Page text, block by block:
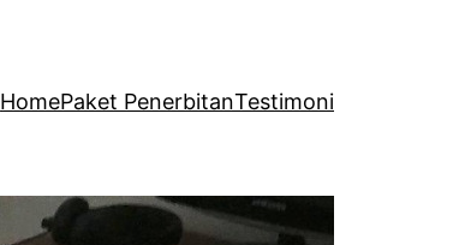
HomePaket PenerbitanTestimoni